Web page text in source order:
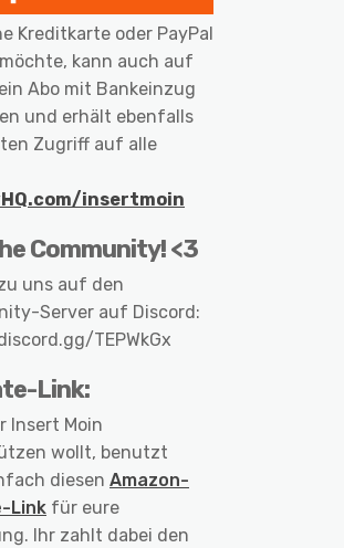
Kreditkarte oder PayPal
kann auch auf
Abo mit Bankeinzug
und erhält ebenfalls
Zugriff auf alle
insertmoin
Community! <3
uns auf den
Server auf Discord:
TEPWkGx
Link:
Insert Moin
wollt, benutzt
diesen Amazon-
Link für eure
Ihr zahlt dabei den